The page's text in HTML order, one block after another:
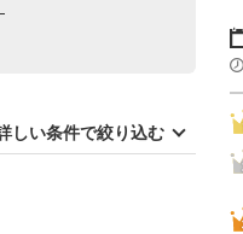
しい条件で絞り込む